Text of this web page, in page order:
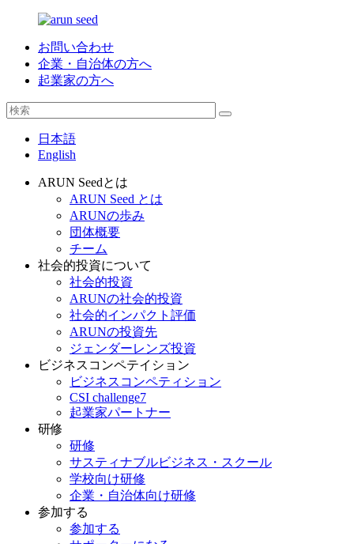
お問い合わせ
企業・自治体の方へ
起業家の方へ
日本語
English
ARUN Seedとは
ARUN Seed とは
ARUNの歩み
団体概要
チーム
社会的投資について
社会的投資
ARUNの社会的投資
社会的インパクト評価
ARUNの投資先
ジェンダーレンズ投資
ビジネスコンペテイション
ビジネスコンペティション
CSI challenge7
起業家パートナー
研修
研修
サスティナブルビジネス・スクール
学校向け研修
企業・自治体向け研修
参加する
参加する